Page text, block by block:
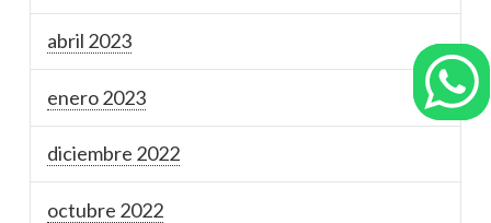
abril 2023
enero 2023
diciembre 2022
octubre 2022